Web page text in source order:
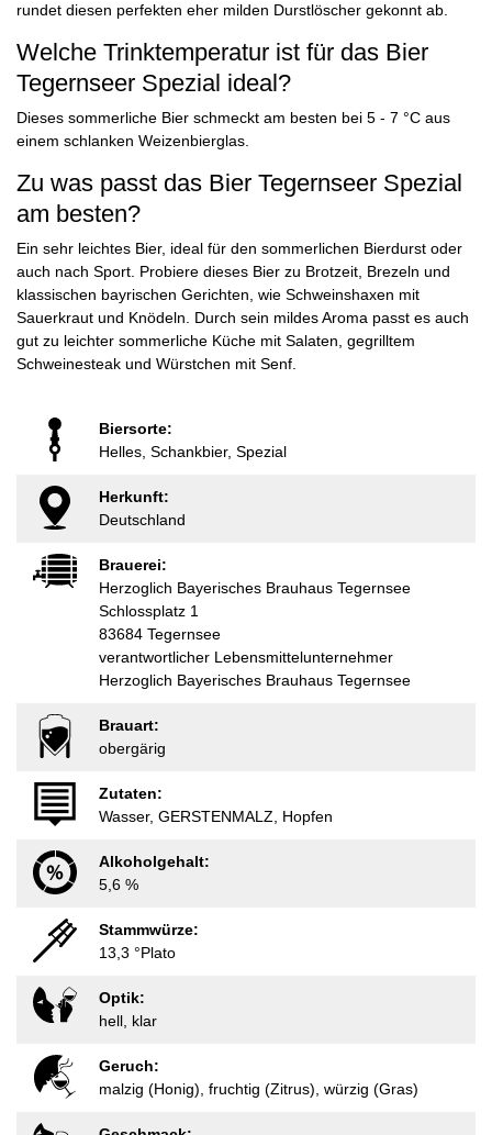
rundet diesen perfekten eher milden Durstlöscher gekonnt ab.
Welche Trinktemperatur ist für das Bier
Tegernseer Spezial ideal?
Dieses sommerliche Bier schmeckt am besten bei 5 - 7 °C aus
einem schlanken Weizenbierglas.
Zu was passt das Bier Tegernseer Spezial
am besten?
Ein sehr leichtes Bier, ideal für den sommerlichen Bierdurst oder
auch nach Sport. Probiere dieses Bier zu Brotzeit, Brezeln und
klassischen bayrischen Gerichten, wie Schweinshaxen mit
Sauerkraut und Knödeln. Durch sein mildes Aroma passt es auch
gut zu leichter sommerliche Küche mit Salaten, gegrilltem
Schweinesteak und Würstchen mit Senf.
Biersorte:
Helles, Schankbier, Spezial
Herkunft:
Deutschland
Brauerei:
Herzoglich Bayerisches Brauhaus Tegernsee
Schlossplatz 1
83684 Tegernsee
verantwortlicher Lebensmittelunternehmer
Herzoglich Bayerisches Brauhaus Tegernsee
Brauart:
obergärig
Zutaten:
Wasser, GERSTENMALZ, Hopfen
Alkoholgehalt:
5,6 %
Stammwürze:
13,3 °Plato
Optik:
hell, klar
Geruch:
malzig (Honig), fruchtig (Zitrus), würzig (Gras)